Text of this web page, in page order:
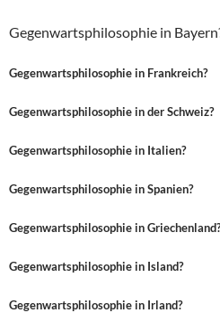
Gegenwartsphilosophie in
Gegenwartsphilosophie in Frankreich?
Gegenwartsphilosophie in der Schweiz?
Gegenwartsphilosophie in Italien?
Gegenwartsphilosophie in Spanien?
Gegenwartsphilosophie in
Gegenwartsphilosophie in Island?
Gegenwartsphilosophie in Irland?